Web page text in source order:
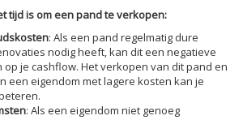
tijd is om een pand te verkopen:
: Als een pand regelmatig dure
nodig heeft, kan dit een negatieve
je cashflow. Het verkopen van dit pand en
een eigendom met lagere kosten kan je
: Als een eigendom niet genoeg